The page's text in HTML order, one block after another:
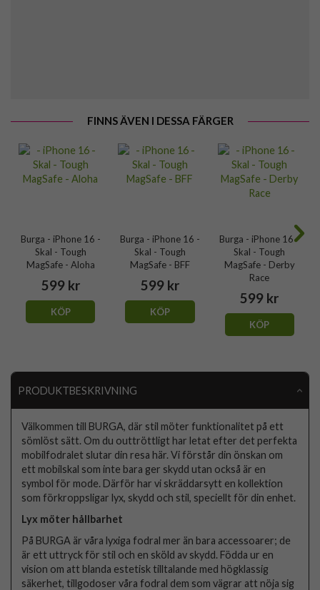
FINNS ÄVEN I DESSA FÄRGER
Burga - iPhone 16 -
Skal - Tough
MagSafe - Aloha
599 kr
KÖP
Burga - iPhone 16 -
Skal - Tough
MagSafe - BFF
599 kr
KÖP
Burga - iPhone 16 -
Skal - Tough
MagSafe - Derby
Race
599 kr
KÖP
PRODUKTBESKRIVNING
Välkommen till BURGA, där stil möter funktionalitet på ett
sömlöst sätt. Om du outtröttligt har letat efter det perfekta
mobilfodralet slutar din resa här. Vi förstår din önskan om
ett mobilskal som inte bara ger skydd utan också är en
symbol för mode. Därför har vi skräddarsytt en kollektion
som förkroppsligar lyx, skydd och stil, speciellt för din enhet.
Lyx möter hållbarhet
På BURGA är våra lyxiga fodral mer än bara accessoarer; de
är ett uttryck för stil och en sköld av skydd. Födda ur en
vision om att blanda estetisk tilltalande med högklassig
säkerhet, tillgodoser våra fodral dem som vägrar att nöja sig